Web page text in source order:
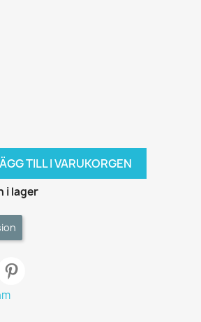
TILL I VARUKORGEN
i lager